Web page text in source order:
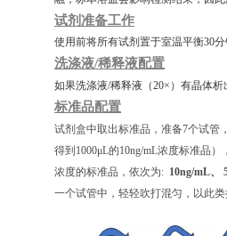
试剂准备工作
使用前将所有试剂置于室温平衡30分
洗涤液/稀释液配置
如果洗涤液/稀释液（20×）有晶体
标准品配置
试剂盒中取出标准品，准备7个试管
得到1000μL的10ng/mL浓度标准品
浓度的标准品，依次为: 10ng/mL、
一个试管中，轻轻吹打混匀，以此